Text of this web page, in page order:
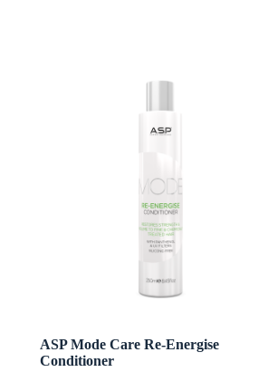
ASP Mode Care Re-Energise
Conditioner